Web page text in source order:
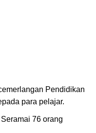
Pendidikan
para pelajar.
76 orang